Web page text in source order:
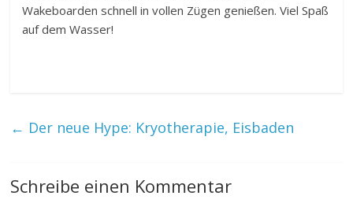
Wakeboarden schnell in vollen Zügen genießen. Viel Spaß
auf dem Wasser!
← Der neue Hype: Kryotherapie, Eisbaden
Schreibe einen Kommentar